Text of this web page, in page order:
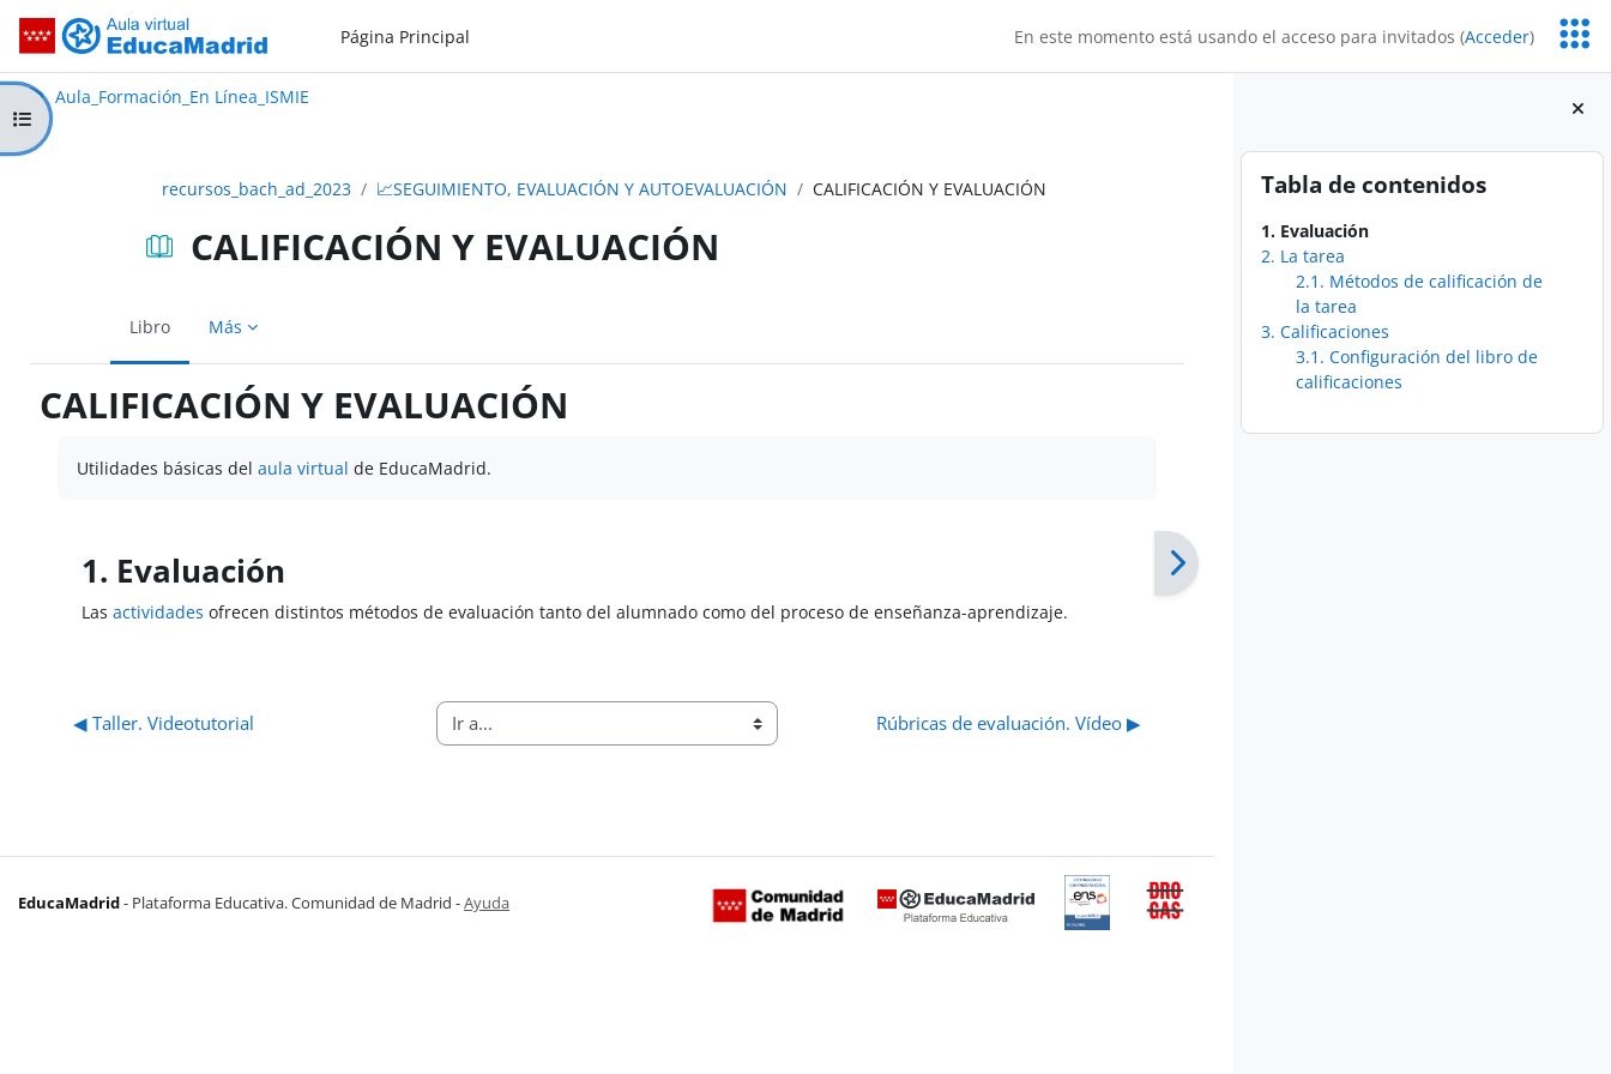
Aula_Formación_En Línea_ISMIEPágina Principal En este momento está usando el acceso para invitados (Acceder)
Bloques
Salta Tabla de contenidos
Tabla de contenidos
1. Evaluación
2. La tarea
2.1. Métodos de calificación de
la tarea
3. Calificaciones
3.1. Configuración del libro de
calificaciones
Aula Virtual de EducaMadrid:
Aula_Formación_En Línea_ISMIE
Abrir índice del curso
recursos_bach_ad_2023 📈SEGUIMIENTO, EVALUACIÓN Y AUTOEVALUACIÓN CALIFICACIÓN Y EVALUACIÓN
CALIFICACIÓN Y EVALUACIÓN
Libro Más
CALIFICACIÓN Y EVALUACIÓN
Utilidades básicas delaula virtual de EducaMadrid.
1. Evaluación
Lasactividades ofrecen distintos métodos de evaluación tanto del alumnado como del proceso de enseñanza-aprendizaje.
◀︎ Taller. Videotutorial Ir a... Rúbricas de evaluación. Vídeo ▶︎
EducaMadrid- Plataforma Educativa. Comunidad de Madrid -Ayuda CertificaciónBuzón